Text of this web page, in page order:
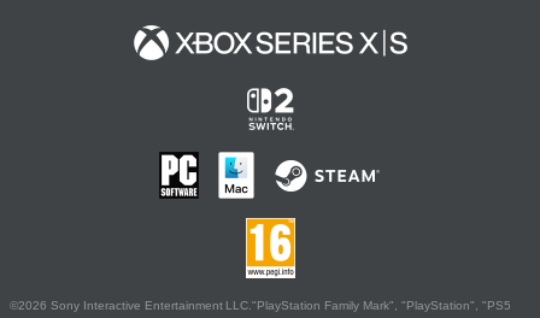
©2026 Sony Interactive Entertainment LLC."PlayStation Family Mark", "PlayStation", "PS5